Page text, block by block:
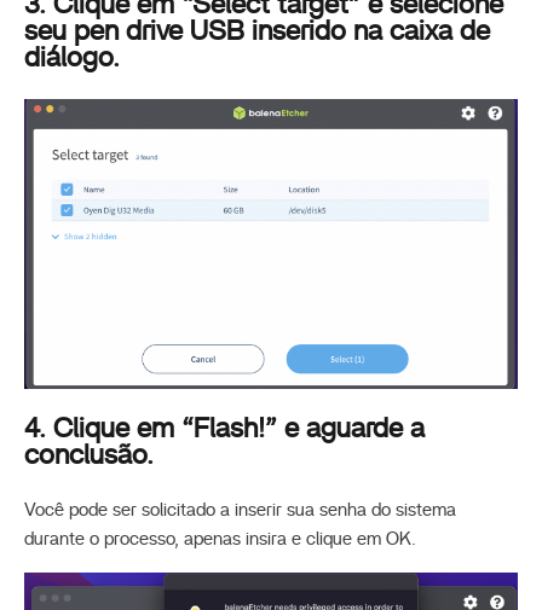
seu pen drive USB inserido na caixa de
diálogo.
4. Clique em “Flash!” e aguarde a
conclusão.
Você pode ser solicitado a inserir sua senha do sistema
durante o processo, apenas insira e clique em OK.